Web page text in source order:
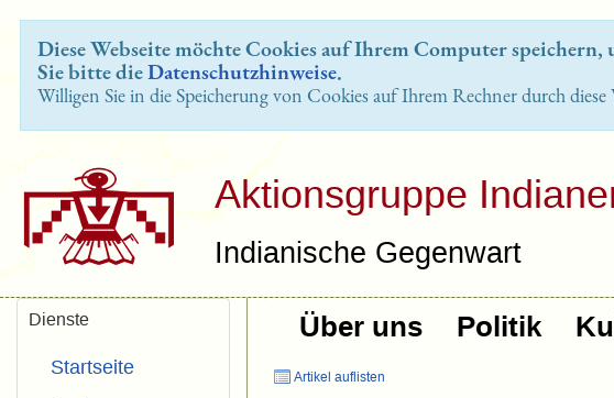
Diese Webseite möchte Cookies auf Ihrem Computer
Sie bitte dieDatenschutzhinweise.
Willigen Sie in die Speicherung von Cookies auf Ihrem Rechner durch diese
Aktionsgruppe
Indianische Gegenwart
Über uns Politik
Artikel auflisten
Dienste
Startseite